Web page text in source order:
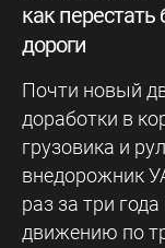
как
дороги
Почти новый
доработки в
грузовика и
внедорожник
раз за три
движению по